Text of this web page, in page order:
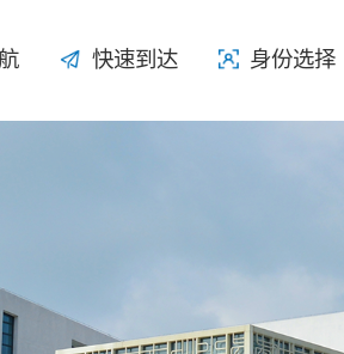
快速到达 身份选择
快速到达 身份选择